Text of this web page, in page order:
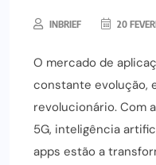
INBRIEF 20
O mercado de
constante evolução,
revolucionário. Com
5G, inteligência
apps estão a